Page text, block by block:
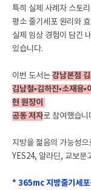
특히 실제 사례자 스토
평소 줄기세포 원리와
실제 임상 경험이 담긴
있습니다.
이번 도서는강남본점
김남철•김하진•소재용•
현 원장이
공동 저자로 참여했습니
지방을 젊음의 가능성
YES24, 알라딘, 교보문
* 365mc 지방줄기세포